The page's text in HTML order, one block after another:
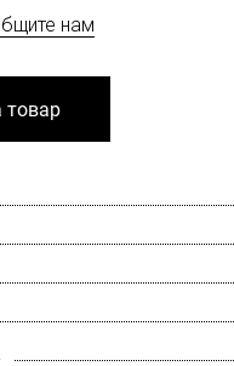
нам
товар